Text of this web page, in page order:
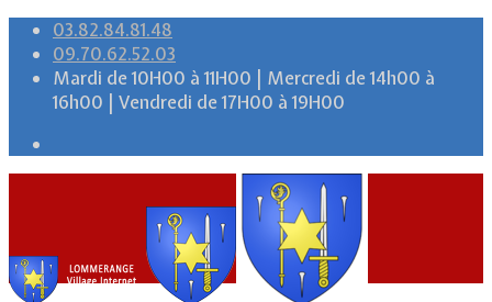
03.82.84.81.48
09.70.62.52.03
Mardi de 10H00 à 11H00 | Mercredi de 14h00 à
16h00 | Vendredi de 17H00 à 19H00